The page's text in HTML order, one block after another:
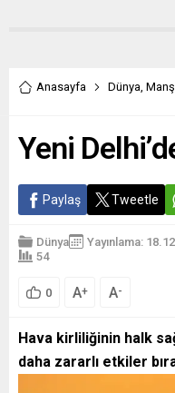
Anasayfa Dünya,
Yeni
Paylaş Tweetle
Dünya Yayınlama:
54
0 A+ A-
Hava kirliliğinin halk
daha zararlı etkiler